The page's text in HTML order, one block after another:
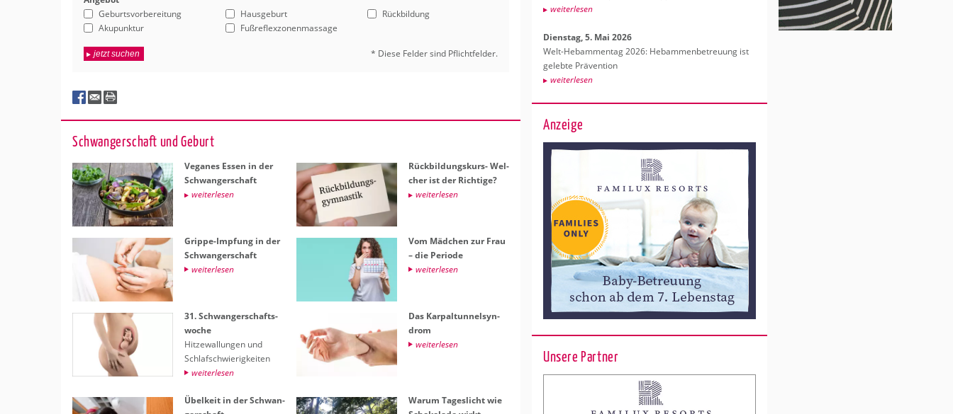
Geburtsvorbereitung
Hausgeburt
Rückbildung
Akupunktur
Fußreflexzonenmassage
jetzt suchen * Diese Fel­der sind Pflicht­fel­der.
Schwan­ger­schaft und Ge­burt
Ve­ga­nes Essen in der
Schwan­ger­schaft
wei­ter­le­sen
Rück­bil­dungs­kurs- Wel­
cher ist der Rich­ti­ge?
wei­ter­le­sen
Grip­pe-Imp­fung in der
Schwan­ger­schaft
wei­ter­le­sen
Vom Mäd­chen zur Frau
– die Pe­ri­ode
wei­ter­le­sen
31. Schwan­ger­schafts­
wo­che
Hit­ze­wal­lun­gen und
Schlaf­schwie­rig­kei­ten
wei­ter­le­sen
Das Kar­pal­tun­nel­syn­
drom
wei­ter­le­sen
Übel­keit in der Schwan­
Warum Ta­ges­licht wie
wei­ter­le­sen
Diens­tag, 5. Mai 2026
Welt-Heb­am­men­tag 2026: Heb­am­men­be­treu­ung ist
ge­leb­te Prä­ven­ti­on
wei­ter­le­sen
Anzeige
Unsere Partner